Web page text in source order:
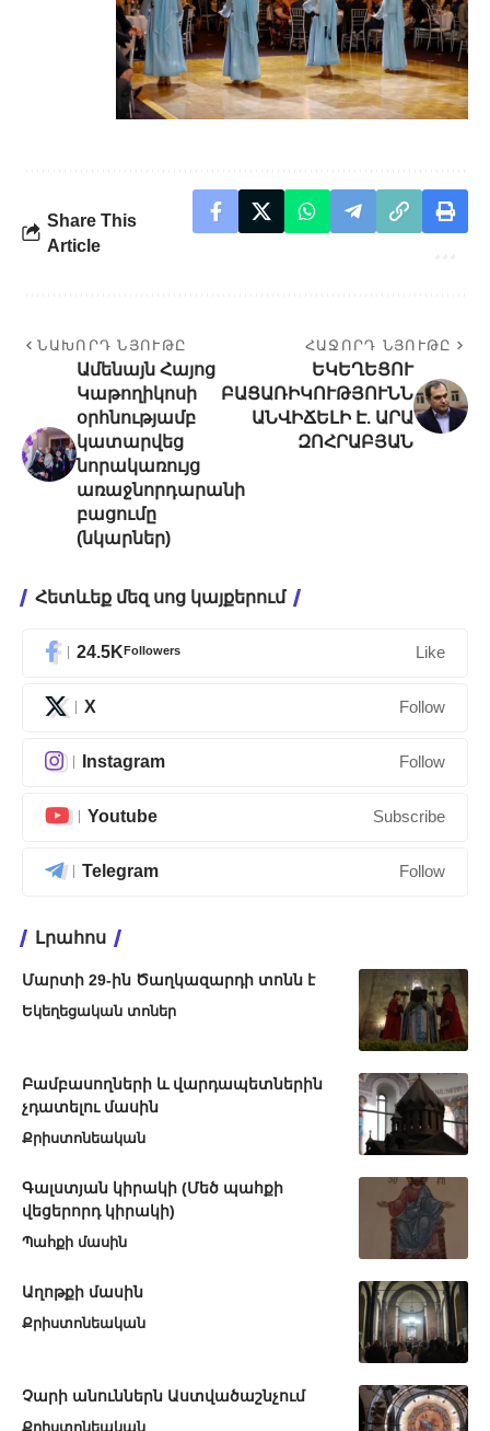
Share This
Article
ՆԱԽՈՐԴ ՆՅՈՒԹԸ
Ամենայն Հայոց
Կաթողիկոսի
օրհնությամբ
կատարվեց
նորակառույց
առաջնորդարանի
բացումը
(նկարներ)
ՀԱՋՈՐԴ ՆՅՈՒԹԸ
ԵԿԵՂԵՑՈՒ
ԲԱՑԱՌԻԿՈՒԹՅՈՒՆՆ
ԱՆՎԻՃԵԼԻ Է. ԱՐԱ
ԶՈՀՐԱԲՅԱՆ
Հետևեք մեզ սոց կայքերում
24.5KFollowers Like
X Follow
Instagram Follow
Youtube Subscribe
Telegram Follow
Լրահոս
Մարտի 29-ին Ծաղկազարդի տոնն է
Եկեղեցական տոներ
Բամբասողների և վարդապետներին
չդատելու մասին
Քրիստոնեական
Գալստյան կիրակի (Մեծ պահքի
վեցերորդ կիրակի)
Պահքի մասին
Աղոթքի մասին
Քրիստոնեական
Չարի անուններն Աստվածաշնչում
Քրիստոնեական